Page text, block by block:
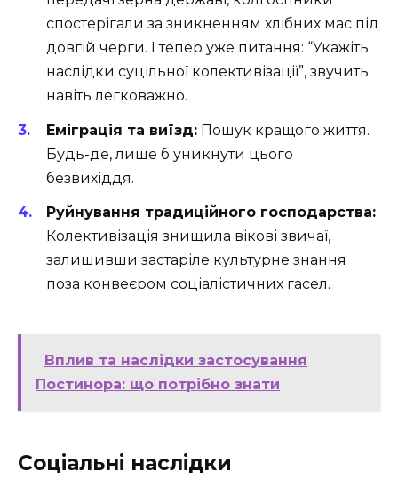
спостерігали за зникненням хлібних мас під
довгій черги. І тепер уже питання: “Укажіть
наслідки суцільної колективізації”, звучить
навіть легковажно.
Еміграція та виїзд: Пошук кращого життя.
Будь-де, лише б уникнути цього
безвихіддя.
Руйнування традиційного господарства:
Колективізація знищила вікові звичаї,
залишивши застаріле культурне знання
поза конвеєром соціалістичних гасел.
Вплив та наслідки застосування
Постинора: що потрібно знати
Соціальні наслідки